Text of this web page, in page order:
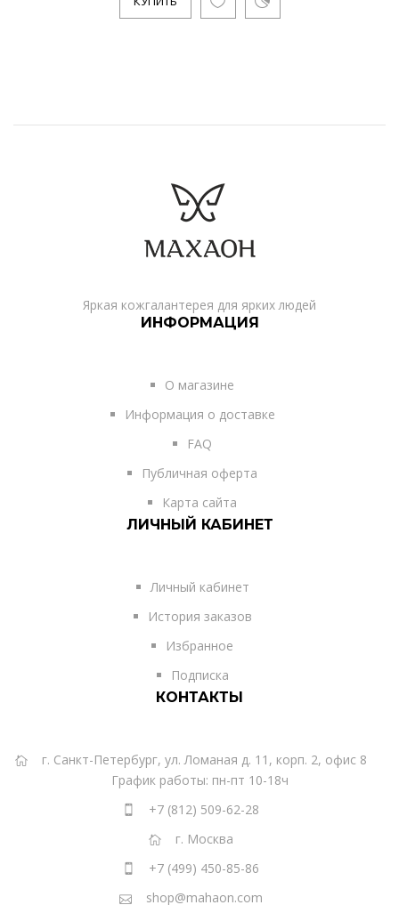
Яркая кожгалантерея для ярких людей
ИНФОРМАЦИЯ
О магазине
Информация о доставке
FAQ
Публичная оферта
Карта сайта
ЛИЧНЫЙ КАБИНЕТ
Личный кабинет
История заказов
Избранное
Подписка
КОНТАКТЫ
г. Санкт-Петербург, ул. Ломаная д. 11, корп. 2, офис 8
График работы: пн-пт 10-18ч
+7 (812) 509-62-28
г. Москва
+7 (499) 450-85-86
shop@mahaon.com